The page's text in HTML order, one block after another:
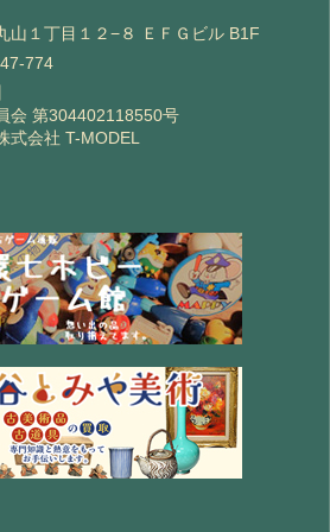
山１丁目１２−８ ＥＦＧビル B1F
774
会 第304402118550号
式会社 T-MODEL